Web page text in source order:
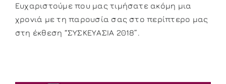
Ευχαριστούμε που μας τιμήσατε ακόμη μια
χρονιά με τη παρουσία σας στο περίπτερο μας
στη έκθεση “ΣΥΣΚΕΥΑΣΙΑ 2018”.